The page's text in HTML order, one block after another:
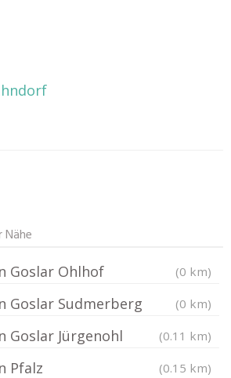
Nähe
Goslar Ohlhof (0 km)
Goslar Sudmerberg (0 km)
Goslar Jürgenohl (0.11 km)
Pfalz (0.15 km)